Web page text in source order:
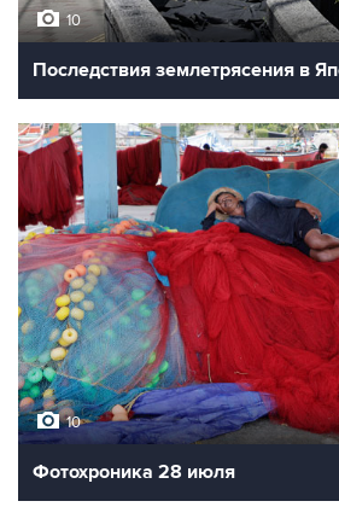
10
Последствия землетрясения в
10
Фотохроника 28 июля